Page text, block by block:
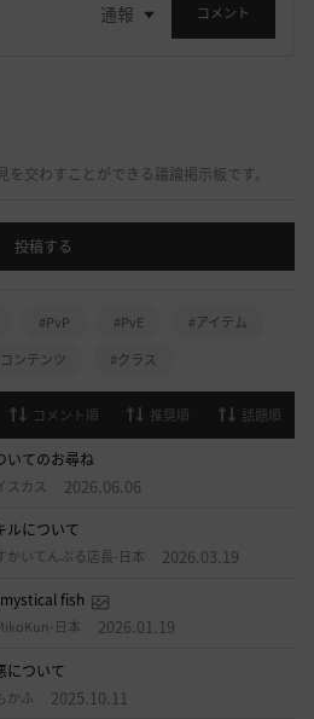
通報 コメント
交わすことができる議論掲示板です。
投稿する
#PvP #PvE
#アイテム
ンテンツ #クラス
コメント順 推奨順 話題順
いてのお尋ね
スカス 2026.06.06
ルについて
かいてんぷる店長-日本 2026.03.19
fish
日本 2026.01.19
について
かふ 2025.10.11